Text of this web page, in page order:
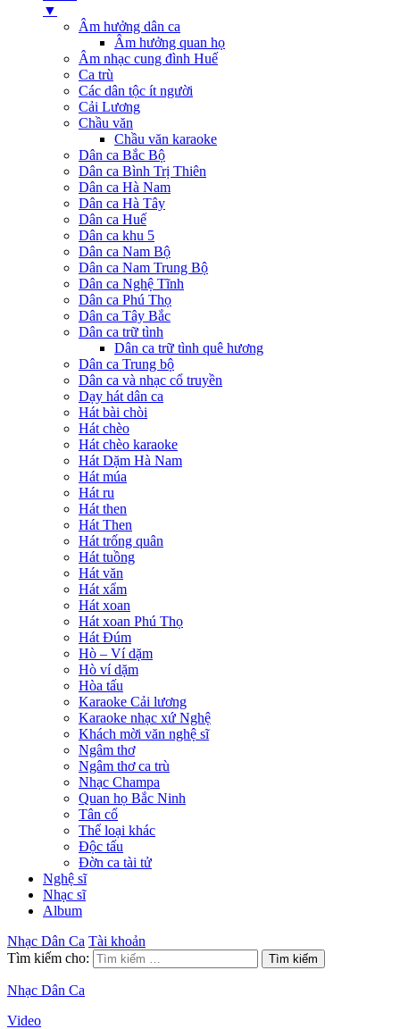
▼
Âm hưởng dân ca
Âm hưởng quan họ
Âm nhạc cung đình Huế
Ca trù
Các dân tộc ít người
Cải Lương
Chầu văn
Chầu văn karaoke
Dân ca Bắc Bộ
Dân ca Bình Trị Thiên
Dân ca Hà Nam
Dân ca Hà Tây
Dân ca Huế
Dân ca khu 5
Dân ca Nam Bộ
Dân ca Nam Trung Bộ
Dân ca Nghệ Tĩnh
Dân ca Phú Thọ
Dân ca Tây Bắc
Dân ca trữ tình
Dân ca trữ tình quê hương
Dân ca Trung bộ
Dân ca và nhạc cổ truyền
Dạy hát dân ca
Hát bài chòi
Hát chèo
Hát chèo karaoke
Hát Dặm Hà Nam
Hát múa
Hát ru
Hát then
Hát Then
Hát trống quân
Hát tuồng
Hát văn
Hát xẩm
Hát xoan
Hát xoan Phú Thọ
Hát Đúm
Hò – Ví dặm
Hò ví dặm
Hòa tấu
Karaoke Cải lương
Karaoke nhạc xứ Nghệ
Khách mời văn nghệ sĩ
Ngâm thơ
Ngâm thơ ca trù
Nhạc Champa
Quan họ Bắc Ninh
Tân cổ
Thể loại khác
Độc tấu
Đờn ca tài tử
Nghệ sĩ
Nhạc sĩ
Album
Nhạc Dân Ca Tài khoản
Tìm kiếm cho:
Nhạc Dân Ca
Video